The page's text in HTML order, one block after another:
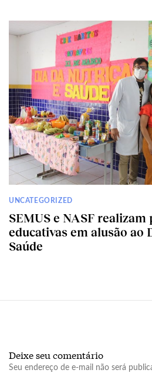
UNCATEGORIZED
SEMUS e NASF realizam
educativas em alusão ao
Saúde
Deixe seu comentário
Seu endereço de e-mail não será